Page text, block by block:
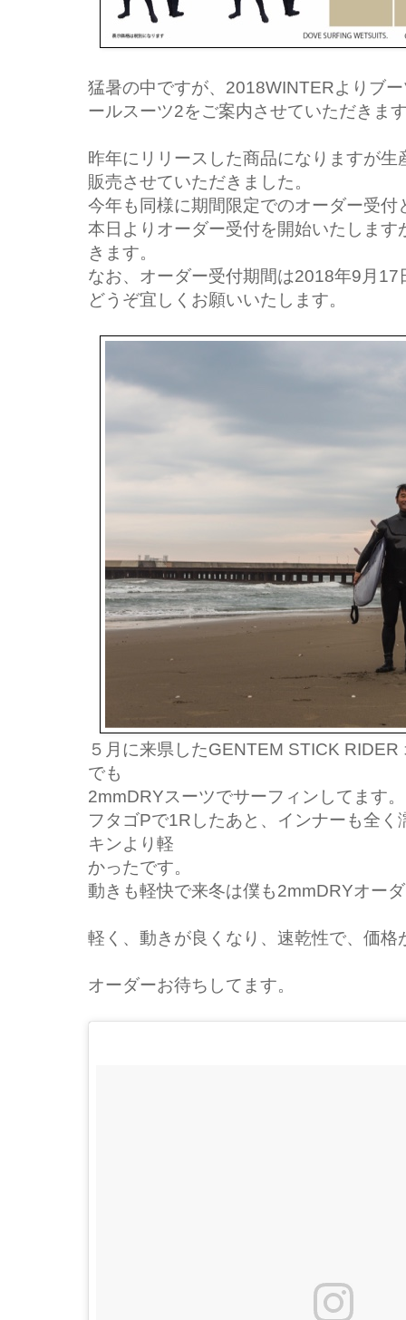
猛暑の中ですが、 2018WINTERよりブ
ールスーツ2をご案内させていただきま
昨年にリリースした商品になりますが生
販売させていただきました。
今年も同様に期間限定でのオーダー受付
本日よりオーダー受付を開始いたします
きます。
なお、オーダー受付期間は2018年9 月 17
どうぞ宜しくお願いいたします。
５月に来県したGENTEM STICK
でも
2mmDRYスーツでサーフィンしてます。
フタゴPで1Rしたあと、インナーも全
キンより軽
かったです。
動きも軽快で来冬は僕も2mmDRYオー
軽く、動きが良くなり、速乾性で、価格
オーダーお待ちしてます。